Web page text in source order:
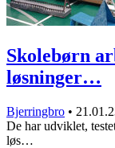
Skolebørn
løsninger…
Bjerringbro •
De har udviklet,
løs…